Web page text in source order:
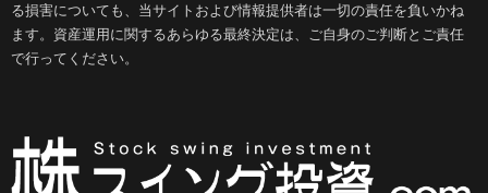
る損害についても、当サイトおよび情報提供者は一切の責任を負いかね
ます。資産運用に関するあらゆる最終決定は、ご自身のご判断とご責任
で行ってください。